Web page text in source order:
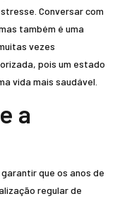
Conversar com
também é uma
vezes
pois um estado
vida mais saudável.
a
que os anos de
regular de